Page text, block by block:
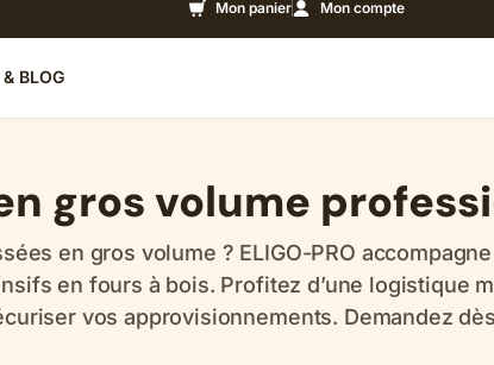
Mon panier Mon compte
BLOG
gros volume
en gros volume ? ELIGO-PRO
en fours à bois. Profitez d’une logistique
vos approvisionnements. Demandez